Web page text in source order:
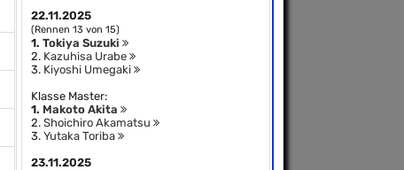
22.11.2025
(Rennen 13 von 15)
1. Tokiya Suzuki
2. Kazuhisa Urabe
3. Kiyoshi Umegaki
Klasse Master:
1. Makoto Akita
2. Shoichiro Akamatsu
3. Yutaka Toriba
23.11.2025